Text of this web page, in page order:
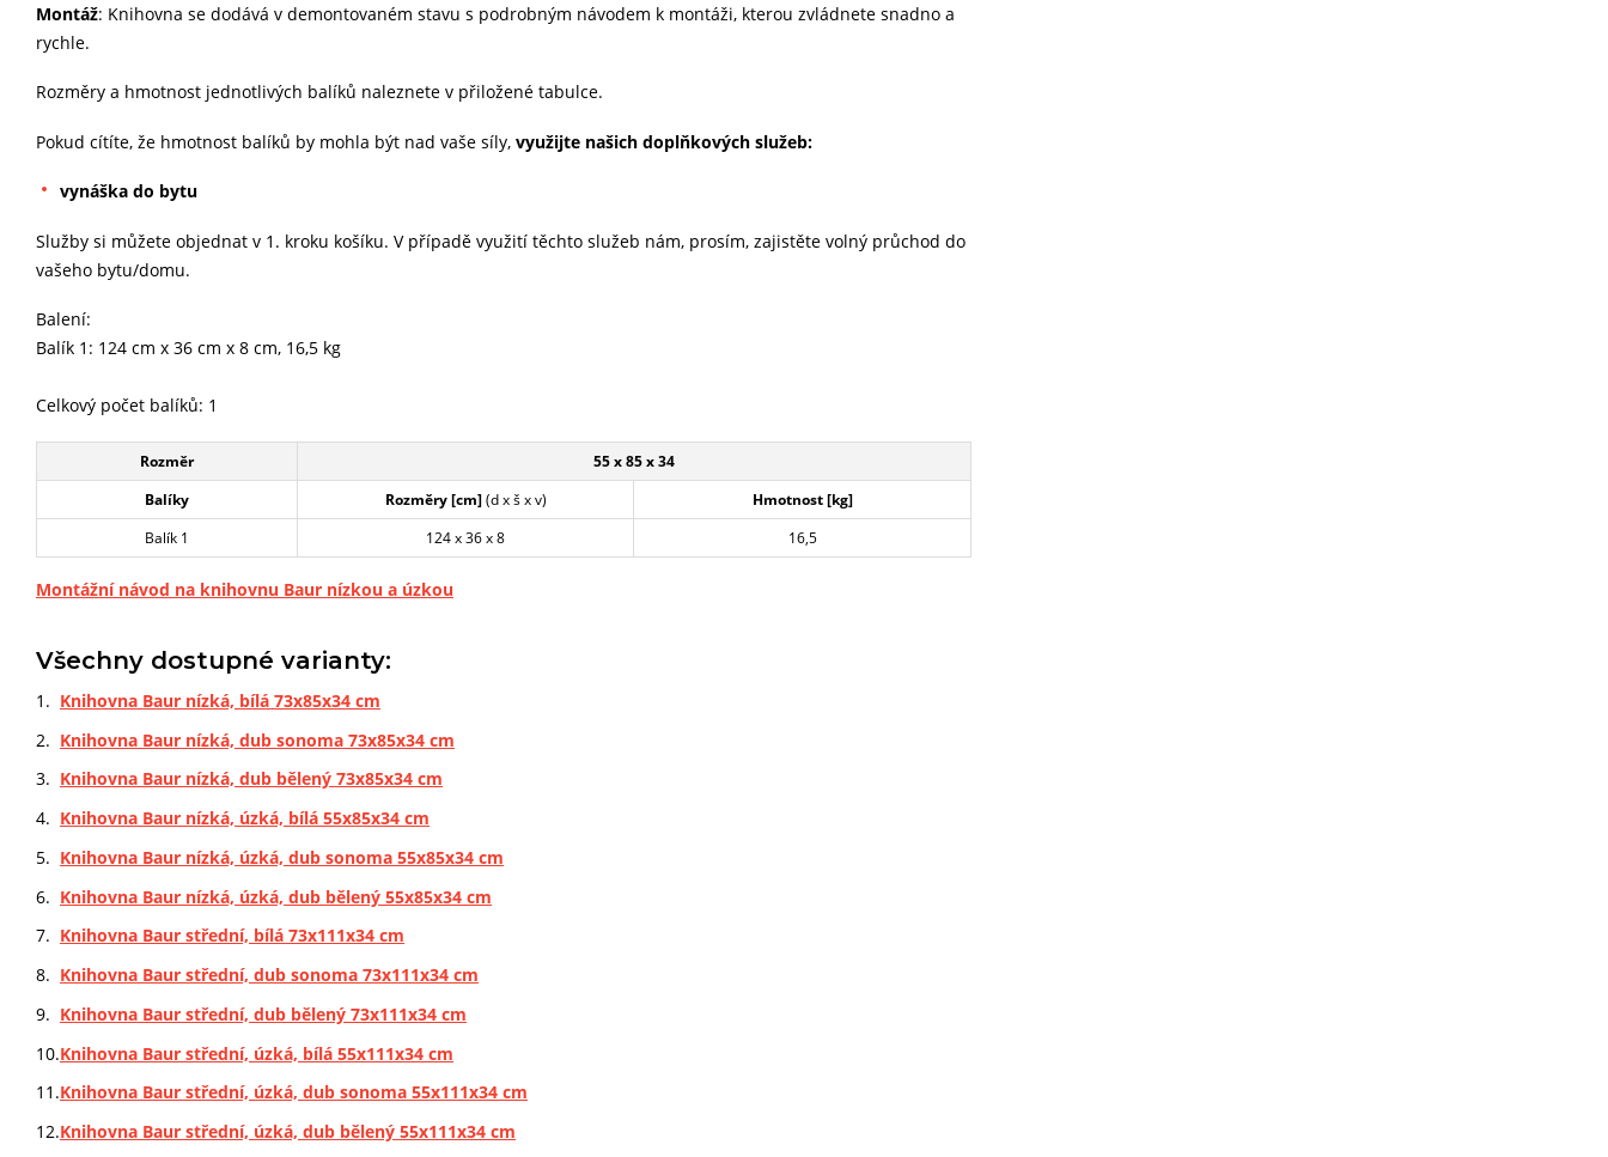
Montáž: Knihovna se dodává v demontovaném stavu s podrobným návodem k montáži, kterou zvládnete snadno a
rychle.
Rozměry a hmotnost jednotlivých balíků naleznete v přiložené tabulce.
Pokud cítíte, že hmotnost balíků by mohla být nad vaše síly, využijte našich doplňkových služeb:
vynáška do bytu
Služby si můžete objednat v 1. kroku košíku. V případě využití těchto služeb nám, prosím, zajistěte volný průchod do
vašeho bytu/domu.
Balení:
Balík 1: 124 cm x 36 cm x 8 cm, 16,5 kg
Celkový počet balíků: 1
Rozměr
55 x 85 x 34
Balíky
Rozměry [cm](d x š x v)
Hmotnost [kg]
Balík 1
124 x 36 x 8 16,5
Montážní návod na knihovnu Baur nízkou a úzkou
Všechny dostupné varianty:
Knihovna Baur nízká, bílá 73x85x34 cm
Knihovna Baur nízká, dub sonoma 73x85x34 cm
Knihovna Baur nízká, dub bělený 73x85x34 cm
Knihovna Baur nízká, úzká, bílá 55x85x34 cm
Knihovna Baur nízká, úzká, dub sonoma 55x85x34 cm
Knihovna Baur nízká, úzká, dub bělený 55x85x34 cm
Knihovna Baur střední, bílá 73x111x34 cm
Knihovna Baur střední, dub sonoma 73x111x34 cm
Knihovna Baur střední, dub bělený 73x111x34 cm
Knihovna Baur střední, úzká, bílá 55x111x34 cm
Knihovna Baur střední, úzká, dub sonoma 55x111x34 cm
Knihovna Baur střední, úzká, dub bělený 55x111x34 cm